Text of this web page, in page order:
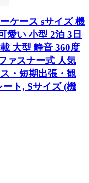
ケース sサイズ 機
愛い 小型 2泊 3日
大型 静音 360度
ァスナー式 人気
・短期出張・観
ト, Sサイズ (機